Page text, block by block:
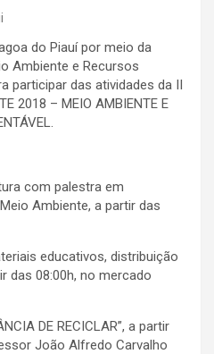
do Piauí por meio da
Ambiente e Recursos
participar das atividades da II
2018 – MEIO AMBIENTE E
com palestra em
Ambiente, a partir das
educativos, distribuição
das 08:00h, no mercado
DE RECICLAR”, a partir
João Alfredo Carvalho